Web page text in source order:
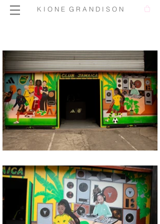
K I O N E G R A N D I S O N